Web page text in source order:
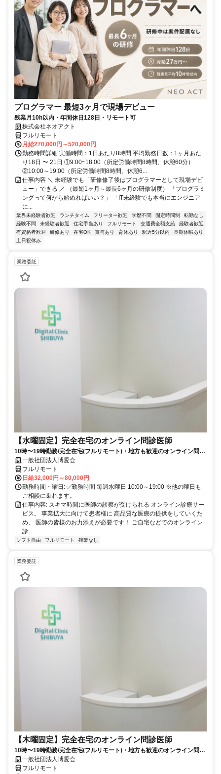
プログラマー 最短3ヶ月で現場デビュー
残業月10h以内・年間休日128日・リモート可
株式会社ネオアクト
フルリモート
月給270,000円～520,000円
勤務時間詳細 実働時間：1日あたり8時間 平均勤務日数：1ヶ月あた
り18日 〜 21日 ①9:00~18:00（所定労働時間8時間、休憩60分）
②10:00～19:00（所定労働時間8時間、休憩6...
仕事内容 ＼ 未経験でも「研修修了後はプログラマーとして現場デビ
ュー」できる ／ （最短1ヶ月～最長6ヶ月の研修制度） 「プログラミ
ングって何から始めればいい？」 「IT未経験でも本当にエンジニア
に...
業界未経験者歓迎 ランチタイム フリーター歓迎 学歴不問 固定時間制
転勤なし
経験不問
未経験者歓迎 住宅手当あり フルリモート 交通費全額支給
経験者歓迎
有資格者歓迎
研修あり 在宅OK 賞与あり 育休あり 駅近5分以内
長期休暇あり
土日祝休み
業務委託
【水曜固定】完全在宅のオンライン問診医師
10時〜19時勤務/完全在宅(フルリモート)・地方も歓迎のオンライン問診
業務一般社団法人博愛会
フルリモート
日給32,000円～80,000円
勤務時間・曜日: ✅勤務時間 毎週水曜日 10:00～19:00 ※他の曜日も
ご相談に乗れます。
仕事内容: スキマ時間に医師の診察が受けられる オンライン診療サー
ビス。 事業拡大に向けて患者様に 高品質な医療の提供をしていくた
め、 医師の皆様のお力添えが必要です！ ご自宅などでのオンライン
診...
シフト自由 フルリモート 残業なし
業務委託
【木曜固定】完全在宅のオンライン問診医師
10時〜19時勤務/完全在宅(フルリモート)・地方も歓迎のオンライン問診
業務一般社団法人博愛会
フルリモート